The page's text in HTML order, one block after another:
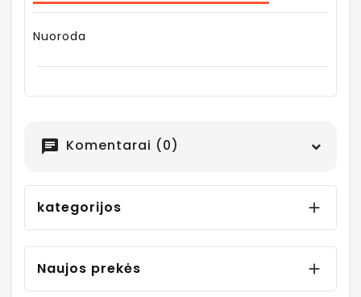
Nuoroda
chat Komentarai (0)
kategorijos 
Naujos prekės 